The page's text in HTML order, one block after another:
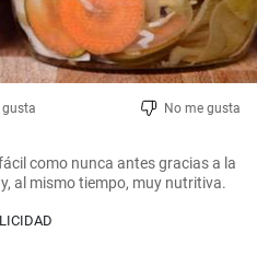
gusta No me gusta
como nunca antes gracias a la
al mismo tiempo, muy nutritiva.